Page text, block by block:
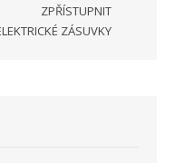
ZPŘÍSTUPNIT
ZÁSUVKY